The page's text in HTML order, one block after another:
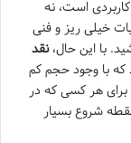
است، نه
خیلی ریز و فنی
با این حال،نقد
با وجود حجم کم
برای هر کسی که در
شروع بسیار